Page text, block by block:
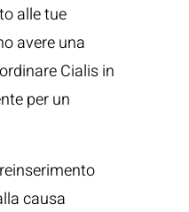
alle tue
avere una
Cialis in
per un
causa